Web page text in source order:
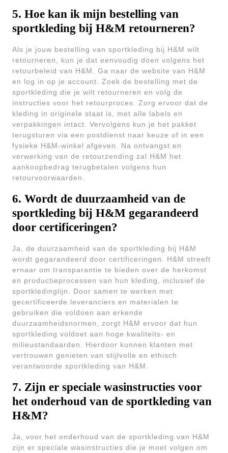
5. Hoe kan ik mijn bestelling van
sportkleding bij H&M retourneren?
Als je jouw bestelling van sportkleding bij H&M wilt
retourneren, kun je dat eenvoudig doen volgens het
retourbeleid van H&M. Ga naar de website van H&M
en log in op je account. Zoek de bestelling met de
sportkleding die je wilt retourneren en volg de
instructies voor het retourproces. Zorg ervoor dat de
kleding in originele staat is, met alle labels en
verpakkingen intact. Vervolgens kun je het pakket
terugsturen via een postdienst naar keuze of in een
fysieke H&M-winkel afgeven. Na ontvangst en
verwerking van de retourzending zal H&M het
aankoopbedrag terugbetalen volgens hun
retourvoorwaarden.
6. Wordt de duurzaamheid van de
sportkleding bij H&M gegarandeerd
door certificeringen?
Ja, de duurzaamheid van de sportkleding bij H&M
wordt gegarandeerd door certificeringen. H&M streeft
ernaar om transparantie te bieden over de herkomst
en productieprocessen van hun kleding, inclusief de
sportkledinglijn. Door samen te werken met
gecertificeerde leveranciers en materialen te
gebruiken die voldoen aan erkende
duurzaamheidsnormen, zorgt H&M ervoor dat hun
sportkleding voldoet aan hoge kwaliteits- en
milieustandaarden. Hierdoor kunnen klanten met
vertrouwen genieten van stijlvolle en ethisch
verantwoorde sportkleding van H&M.
7. Zijn er speciale wasinstructies voor
het onderhoud van de sportkleding van
H&M?
Ja, voor het onderhoud van de sportkleding van H&M
zijn er speciale wasinstructies die je moet volgen om